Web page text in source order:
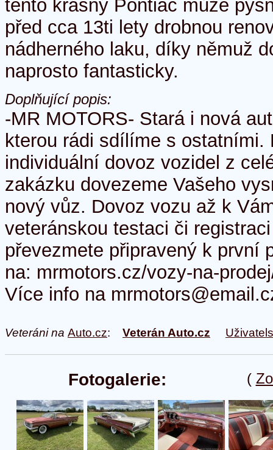
tento krásný Pontiac může
před cca 13ti lety drobnou
nádherného laku, díky němuž
naprosto fantasticky.
Doplňující popis:
-MR MOTORS- Stará i nová
kterou rádi sdílíme s ostatními.
individuální dovoz vozidel z
zakázku dovezeme Vašeho
nový vůz. Dovoz vozu až k
veteránskou testaci či
převezmete připravený k první
na: mrmotors.cz/vozy-na-
Více info na
Veteráni na Auto.cz: Veterán Auto.cz
(
Fotogalerie: